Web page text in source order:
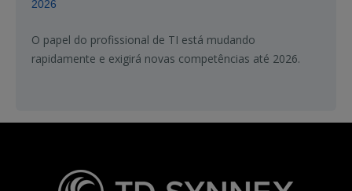
2026
O papel do profissional de TI está mudando
rapidamente e exigirá novas competências até 2026.